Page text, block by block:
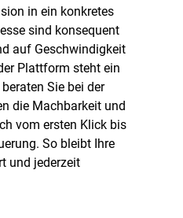
in ein konkretes
sind konsequent
auf Geschwindigkeit
Plattform steht ein
Sie bei der
die Machbarkeit und
vom ersten Klick bis
So bleibt Ihre
und jederzeit